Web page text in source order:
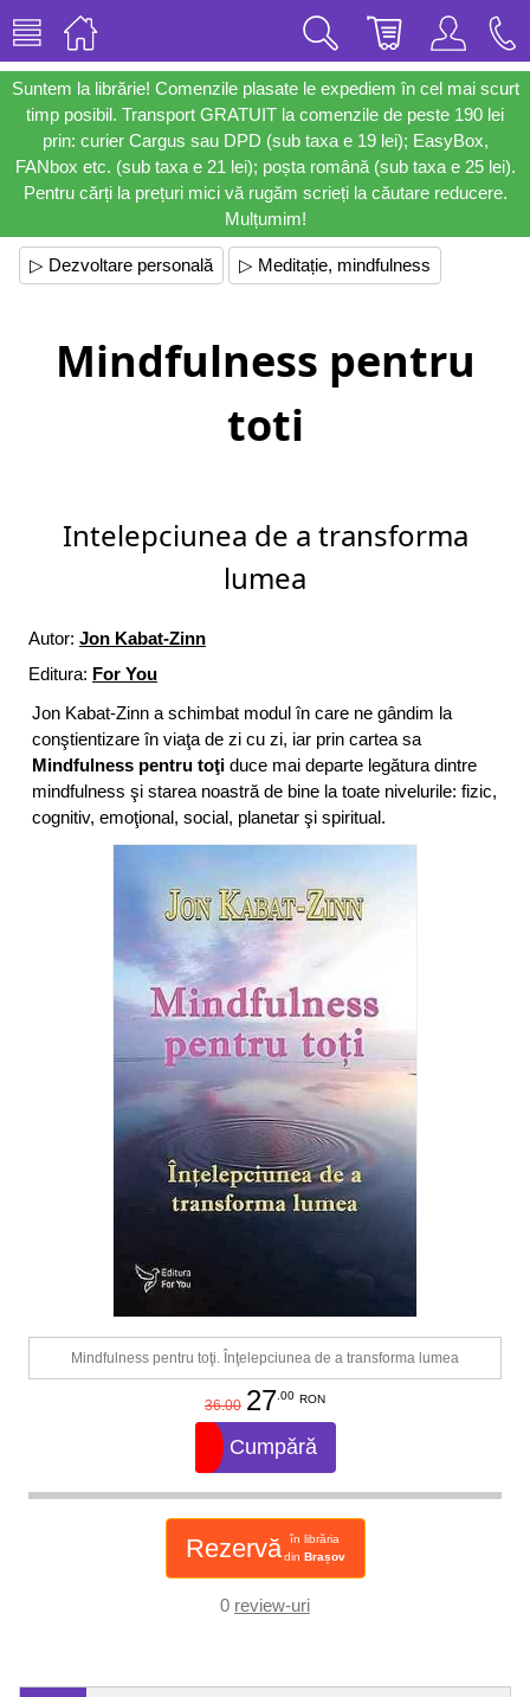
Suntem la librărie! Comenzile plasate le expediem în cel mai scurt
timp posibil. Transport GRATUIT la comenzile de peste 190 lei
prin: curier Cargus sau DPD (sub taxa e 19 lei); EasyBox,
FANbox etc. (sub taxa e 21 lei); poșta română (sub taxa e 25 lei).
Pentru cărți la prețuri mici vă rugăm scrieți la căutare reducere.
Mulțumim!
▷ Dezvoltare personală ▷ Meditație, mindfulness
Mindfulness pentru
toti
Intelepciunea de a transforma
lumea
Autor: Jon Kabat-Zinn
Editura: For You
Jon Kabat-Zinn a schimbat modul în care ne gândim la
conştientizare în viaţa de zi cu zi, iar prin cartea sa
Mindfulness pentru toţi duce mai departe legătura dintre
mindfulness şi starea noastră de bine la toate nivelurile: fizic,
cognitiv, emoţional, social, planetar şi spiritual.
Mindfulness pentru toţi. Înţelepciunea de a transforma lumea
36.00 27.00 RON
Cumpără
Rezervă
în librăria
din Brașov
0 review-uri